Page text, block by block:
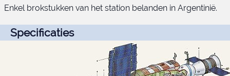
Enkel brokstukken van het station belanden in Argentinië.
Specificaties